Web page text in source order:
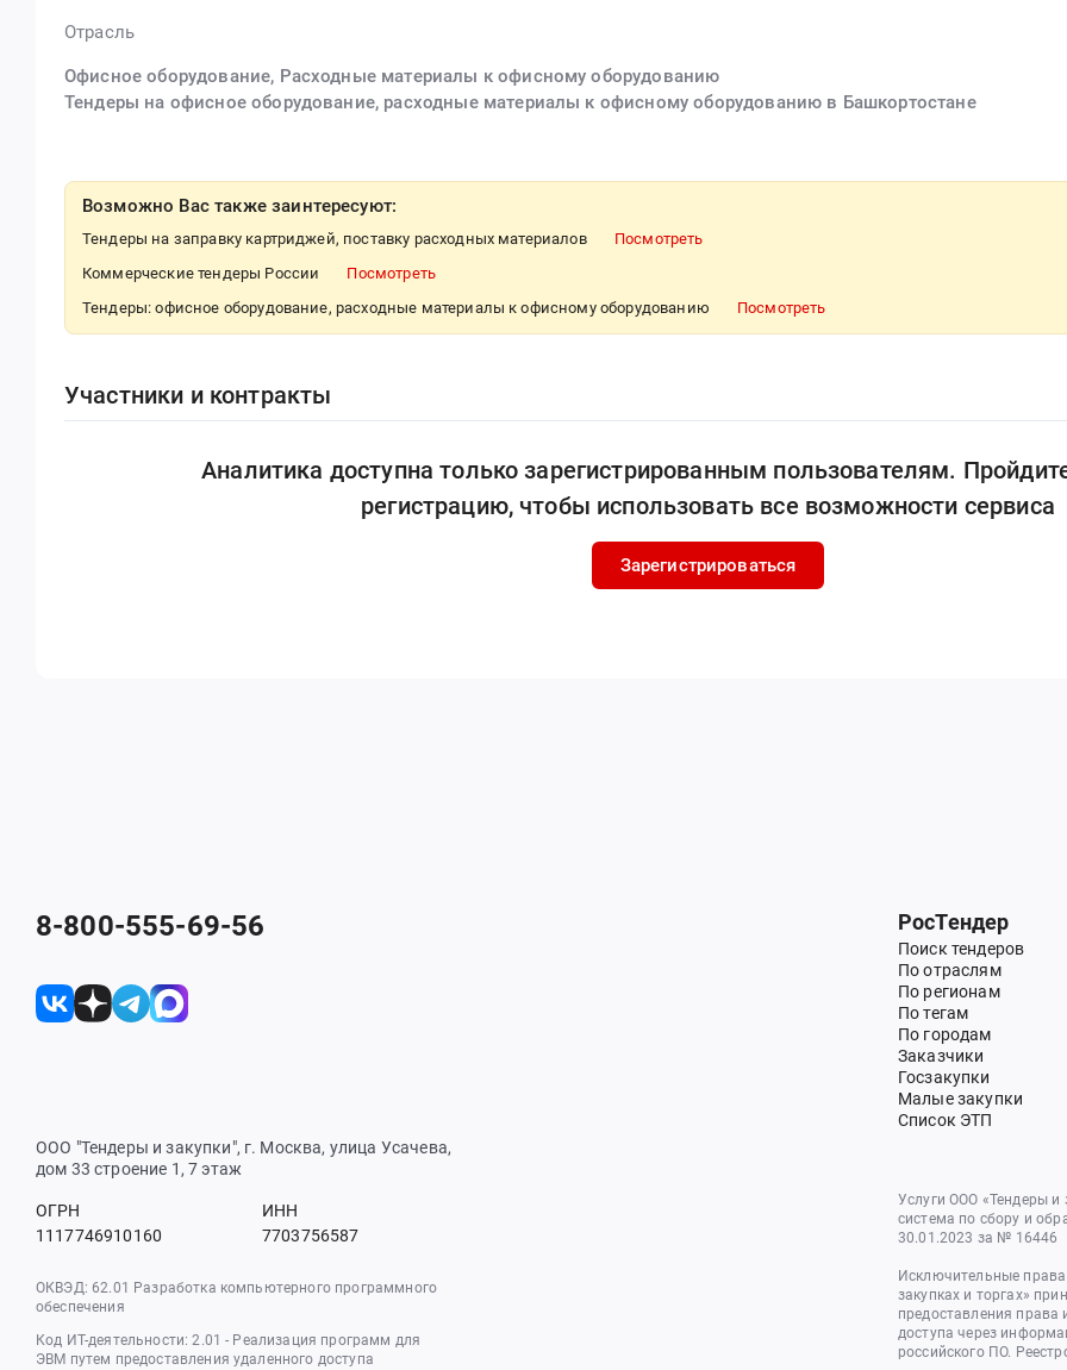
Отрасль
Офисное оборудование, Расходные материалы к офисному оборудованию
Тендеры на офисное оборудование, расходные материалы к офисному оборудованию в Башкортостане
Возможно Вас также заинтересуют:
Тендеры на заправку картриджей, поставку расходных материалов
Посмотреть
Коммерческие тендеры России
Посмотреть
Тендеры: офисное оборудование, расходные материалы к офисному оборудованию
Посмотреть
Участники и контракты
Аналитика доступна только зарегистрированным пользователям.
регистрацию, чтобы использовать все возможности сервиса
Зарегистрироваться
8-800-555-69-56
ООО "Тендеры и закупки", г. Москва, улица Усачева,
дом 33 строение 1, 7 этаж
ОГРН
1117746910160
ИНН
7703756587
ОКВЭД: 62.01 Разработка компьютерного программного
обеспечения
Код ИТ-деятельности: 2.01 - Реализация программ для
ЭВМ путем предоставления удаленного доступа
РосТендер
Поиск тендеров
По отраслям
По регионам
По тегам
По городам
Заказчики
Госзакупки
Малые закупки
Список ЭТП
Услуги ООО «Тендеры
система по сбору и
30.01.2023 за № 16446
Исключительные
закупках и торгах»
предоставления права
доступа через
российского ПО.